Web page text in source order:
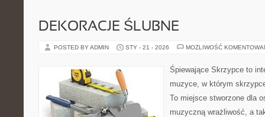
DEKORACJE ŚLUBNE
POSTED BY ADMIN STY - 21 - 2026 MOŻLIWOŚĆ
Śpiewające Skrzypce to
muzyce, w którym
To miejsce stworzone dla
muzyczną wrażliwość, a